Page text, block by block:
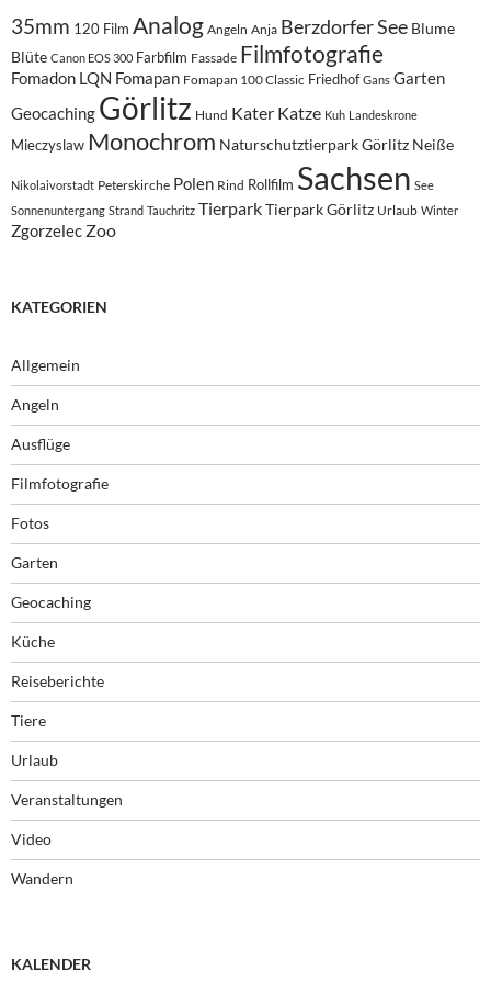
35mm 120 Film Analog Angeln Anja Berzdorfer See Blume
Blüte Canon EOS 300 Farbfilm Fassade Filmfotografie
Fomadon LQN Fomapan Fomapan 100 Classic Friedhof Gans Garten
Geocaching Görlitz Hund Kater Katze Kuh Landeskrone
Mieczyslaw Monochrom Naturschutztierpark Görlitz Neiße
Nikolaivorstadt Peterskirche Polen Rind Rollfilm Sachsen See
Sonnenuntergang Strand Tauchritz TierparkTierpark Görlitz Urlaub Winter
Zgorzelec Zoo
KATEGORIEN
Allgemein
Angeln
Ausflüge
Filmfotografie
Fotos
Garten
Geocaching
Küche
Reiseberichte
Tiere
Urlaub
Veranstaltungen
Video
Wandern
KALENDER